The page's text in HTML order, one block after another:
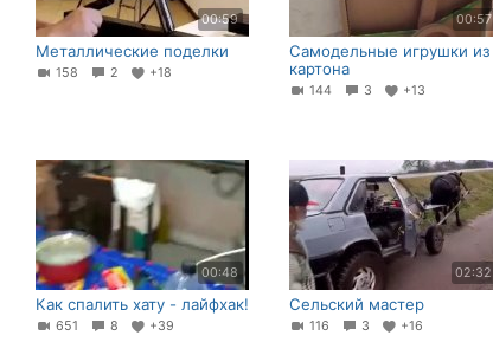
00:59
Металлические поделки
158 2 +18
00:57
Самодельные игрушки из
картона
144 3 +13
00:48
Как спалить хату - лайфхак!
651 8 +39
02:32
Сельский мастер
116 3 +16